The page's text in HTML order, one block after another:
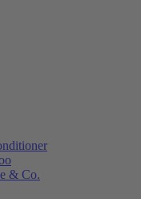
& Co.